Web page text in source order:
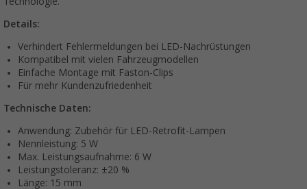
Details:
Verhindert Fehlermeldungen bei LED-Nachrüstungen
Kompatibel mit vielen Fahrzeugmodellen
Einfache Montage mit Faston-Clips
Für mehr Kundenzufriedenheit
Technische Daten:
Anwendung: Zubehör für LED-Retrofit-Lampen
Nennleistung: 5 W
Max. Leistungsaufnahme: 6 W
Leistungstoleranz: ±20 %
Länge: 15 mm